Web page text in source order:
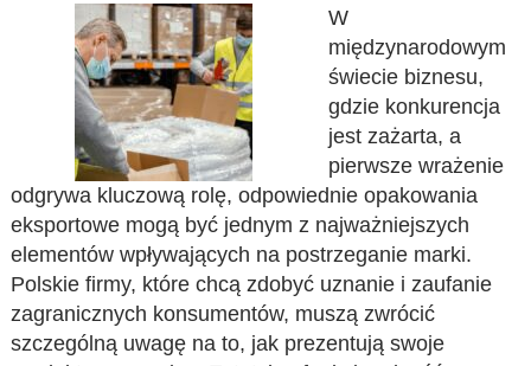
W
międzynarodowym
świecie biznesu,
gdzie konkurencja
jest zażarta, a
pierwsze wrażenie
odgrywa kluczową rolę, odpowiednie opakowania
eksportowe mogą być jednym z najważniejszych
elementów wpływających na postrzeganie marki.
Polskie firmy, które chcą zdobyć uznanie i zaufanie
zagranicznych konsumentów, muszą zwrócić
szczególną uwagę na to, jak prezentują swoje